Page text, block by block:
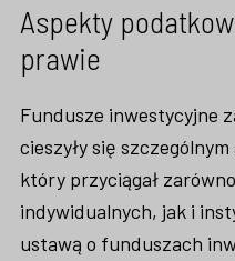
Aspekty
prawie
Fundusze inwestycyjne
cieszyły się
który przyciągał
indywidualnych, jak i
ustawą o funduszach